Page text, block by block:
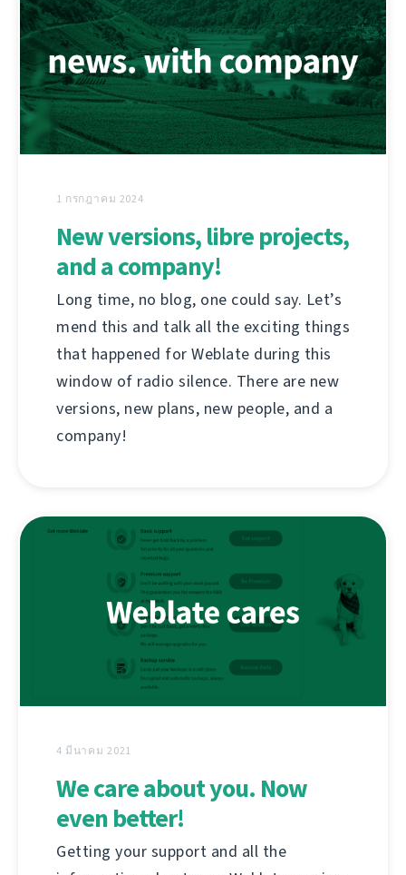
1 กรกฎาคม 2024
New versions, libre projects,
and a company!
Long time, no blog, one could say. Let’s
mend this and talk all the exciting things
that happened for Weblate during this
window of radio silence. There are new
versions, new plans, new people, and a
company!
4 มีนาคม 2021
We care about you. Now
even better!
Getting your support and all the